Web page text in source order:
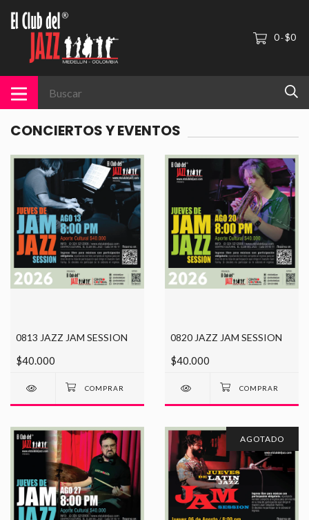
0-$0
CONCIERTOS Y EVENTOS
0813 JAZZ JAM SESSION
$40.000
0820 JAZZ JAM SESSION
$40.000
AGOTADO